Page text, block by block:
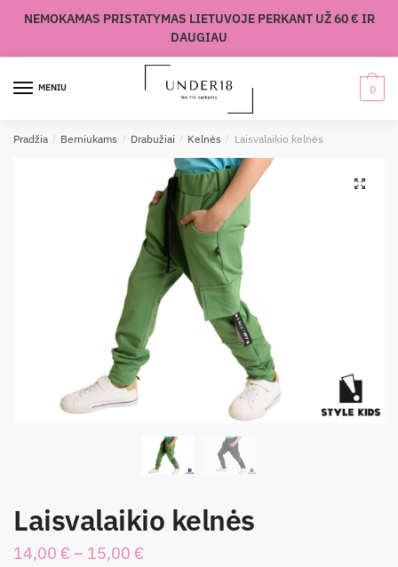
NEMOKAMAS PRISTATYMAS LIETUVOJE PERKANT UŽ 60 € IR
DAUGIAU
MENIU 0
Pradžia / Berniukams / Drabužiai / Kelnės / Laisvalaikio kelnės
🔍
Laisvalaikio kelnės
14,00 € – 15,00 €